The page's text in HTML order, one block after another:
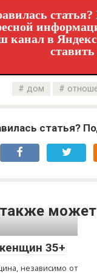
канал в
дом
статья?
может
35+
независимо от